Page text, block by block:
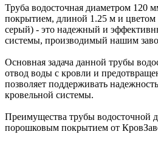
Труба водосточная диаметром 120
покрытием, длиной 1.25 м и
серый) - это надежный и
системы, производимый нашим
Основная задача данной трубы
отвод воды с кровли и
позволяет поддерживать
кровельной системы.
Преимущества трубы водосточной
порошковым покрытием от